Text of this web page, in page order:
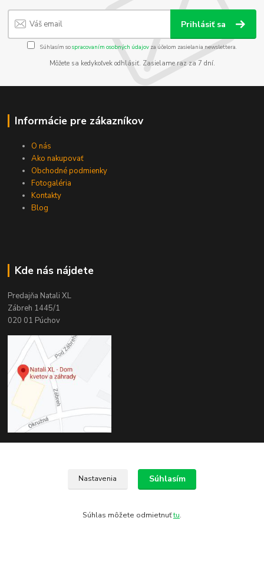
Prihlásiť sa
Súhlasím sospracovaním osobných údajov za účelom zasielania newslettera.
Môžete sa kedykoľvek odhlásiť. Zasielame raz za 7 dní.
Informácie pre zákazníkov
O nás
Ako nakupovať
Obchodné podmienky
Fotogaléria
Kontakty
Blog
Kde nás nájdete
Predajňa Natali XL
Zábreh 1445/1
020 01 Púchov
Zákaznícka podpora
Nastavenia Súhlasím
Súhlas môžete odmietnuťtu.